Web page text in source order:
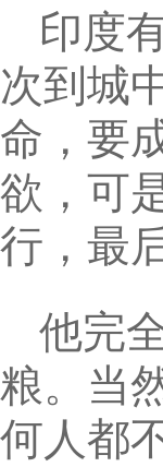
印度
次到城
命，要
欲，可
行，最
他完
粮。当
何人都